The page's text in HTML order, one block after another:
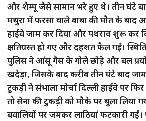
और शैम्पू जैसे सामान भरे हुए थे। तीन घंटे
मथुरा में फरसा वाले बाबा की मौत के बाद
हाईवे जाम कर दिया और पथराव शुरू कर
क्षतिग्रस्त हो गए और दहशत फैल गई।
पुलिस ने आंसू गैस के गोले छोड़े और बल
खदेड़ा, जिसके बाद करीब तीन घंटे बाद
टुकड़ी ने संभाला मोर्चा दिल्ली हाईवे पर
तो सेना की टुकड़ी को मौके पर बुला लिया
बवालियों पर जमकर लाठियां फटकारी